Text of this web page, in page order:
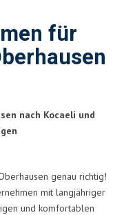
für
nach Kocaeli und
genau richtig!
mit langjähriger
und komfortablen